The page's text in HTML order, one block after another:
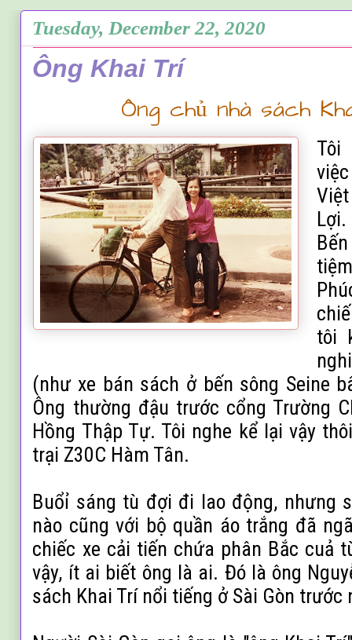
Tuesday, December 22, 2020
Ông Khai Trí
Ông chủ nhà sách
Tôi
việ
tôi
(như xe bán sách ở bến sông Seine
Ông thường đậu trước cổng Trường
Hồng Thập Tự. Tôi nghe kể lại vậy
trại Z30C Hàm Tân.
Buổỉ sáng tù đợi đi lao động, nhưng
nào cũng với bộ quần áo trắng đã
chiếc xe cải tiến chứa phân Bắc cuả t
vậy, ít ai biết ông là ai. Đó là ông
sách Khai Trí nổi tiếng ở Sài Gòn trước